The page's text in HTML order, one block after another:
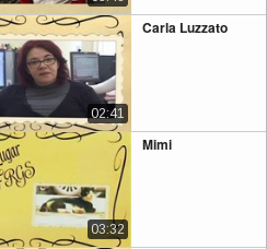
Carla Luzzato
02:41
Mimi
03:32